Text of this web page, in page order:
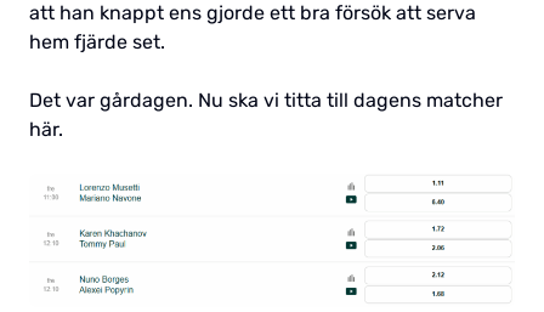
att han knappt ens gjorde ett bra försök att serva
hem fjärde set.
Det var gårdagen. Nu ska vi titta till dagens matcher
här.